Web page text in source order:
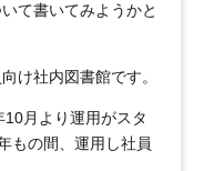
て書いてみようかと
け社内図書館です。
月より運用がスタ
もの間、運用し社員